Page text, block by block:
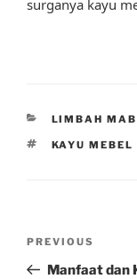
surganya kayu
CATEGORIES
LIMBAH
TAGS
KAYU
Previous
Post
PREVIOUS
Manfaat dan